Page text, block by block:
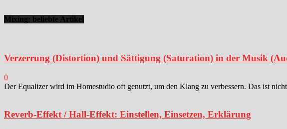
Mixing: beliebte Artikel
Verzerrung (Distortion) und Sättigung (Saturation) in der Musik
0
Der Equalizer wird im Homestudio oft genutzt, um den Klang zu verbessern. Das ist
Reverb-Effekt / Hall-Effekt: Einstellen, Einsetzen, Erklärung